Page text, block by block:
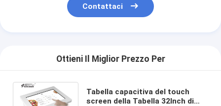
Contattaci
Ottieni Il Miglior Prezzo Per
Tabella capacitiva del touch
screen della Tabella 32Inch di